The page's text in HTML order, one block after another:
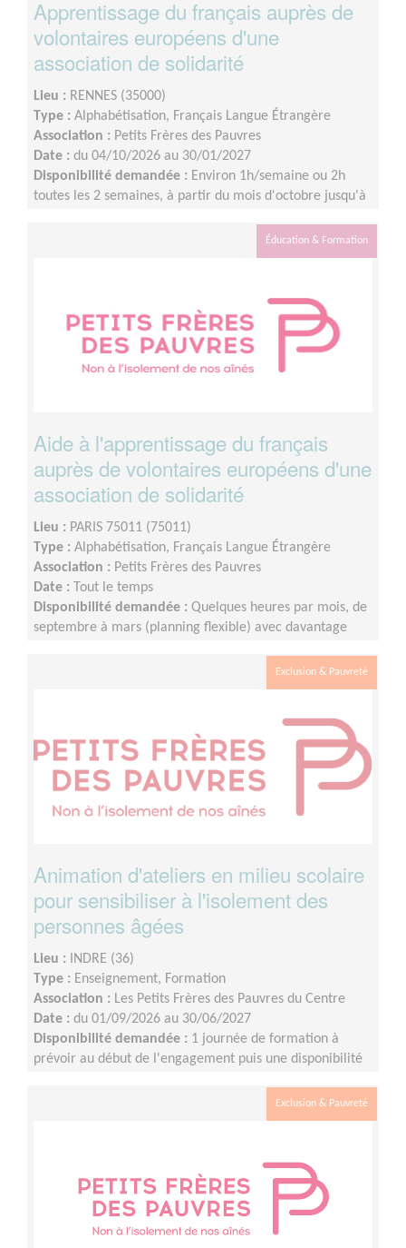
Apprentissage du français auprès de
volontaires européens d'une
association de solidarité
Lieu : RENNES (35000)
Type : Alphabétisation, Français Langue Étrangère
Association : Petits Frères des Pauvres
Date : du 04/10/2026 au 30/01/2027
Disponibilité demandée : Environ 1h/semaine ou 2h
toutes les 2 semaines, à partir du mois d'octobre jusqu'à
Éducation & Formation
Aide à l'apprentissage du français
auprès de volontaires européens d'une
association de solidarité
Lieu : PARIS 75011 (75011)
Type : Alphabétisation, Français Langue Étrangère
Association : Petits Frères des Pauvres
Date : Tout le temps
Disponibilité demandée : Quelques heures par mois, de
septembre à mars (planning flexible) avec davantage
Exclusion & Pauvreté
Animation d'ateliers en milieu scolaire
pour sensibiliser à l'isolement des
personnes âgées
Lieu : INDRE (36)
Type : Enseignement, Formation
Association : Les Petits Frères des Pauvres du Centre
Date : du 01/09/2026 au 30/06/2027
Disponibilité demandée : 1 journée de formation à
prévoir au début de l'engagement puis une disponibilité
Exclusion & Pauvreté